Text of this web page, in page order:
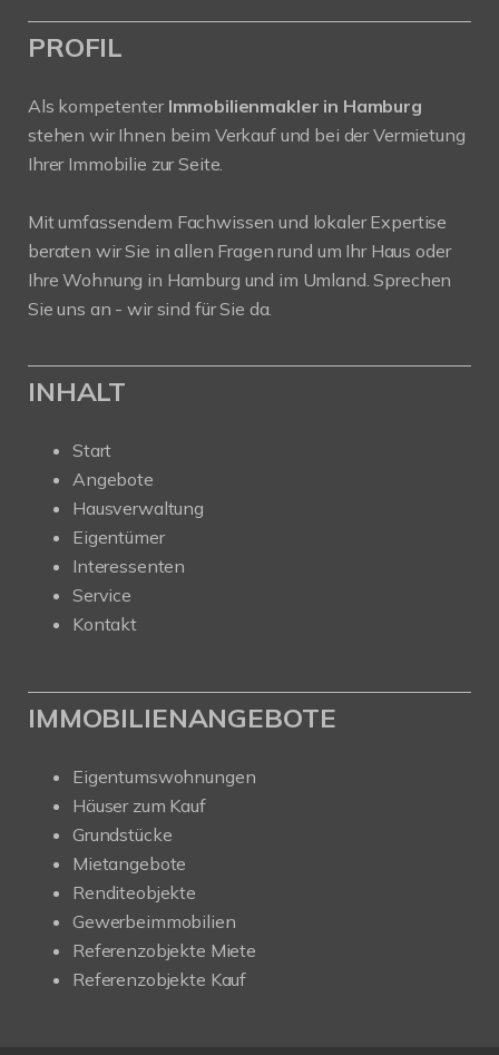
PROFIL
Als kompetenter Immobilienmakler in Hamburg
stehen wir Ihnen beim Verkauf und bei der Vermietung
Ihrer Immobilie zur Seite.
Mit umfassendem Fachwissen und lokaler Expertise
beraten wir Sie in allen Fragen rund um Ihr Haus oder
Ihre Wohnung in Hamburg und im Umland. Sprechen
Sie uns an - wir sind für Sie da.
INHALT
Start
Angebote
Hausverwaltung
Eigentümer
Interessenten
Service
Kontakt
IMMOBILIENANGEBOTE
Eigentumswohnungen
Häuser zum Kauf
Grundstücke
Mietangebote
Renditeobjekte
Gewerbeimmobilien
Referenzobjekte Miete
Referenzobjekte Kauf